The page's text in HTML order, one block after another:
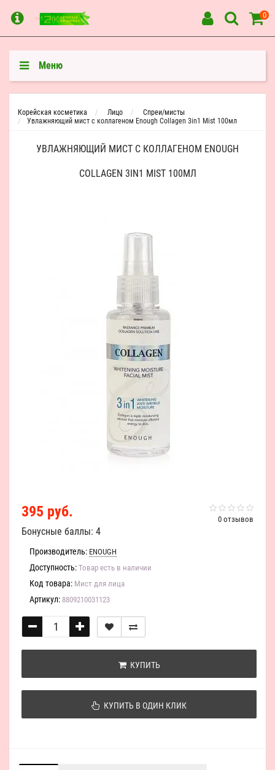
0
Меню
Корейская косметика Лицо
Спреи/мисты
Увлажняющий мист с коллагеном Enough Collagen 3in1 Mist 100мл
УВЛАЖНЯЮЩИЙ МИСТ С КОЛЛАГЕНОМ ENOUGH
COLLAGEN 3IN1 MIST 100МЛ
0 отзывов
395 руб.
Бонусные баллы: 4
Производитель: ENOUGH
Доступность: Товар есть в наличии
Код товара: Мист для лица
Артикул: 8809210031123
КУПИТЬ
КУПИТЬ В ОДИН КЛИК